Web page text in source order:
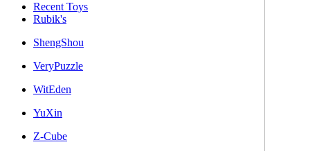
Recent Toys
Rubik's
ShengShou
VeryPuzzle
WitEden
YuXin
Z-Cube